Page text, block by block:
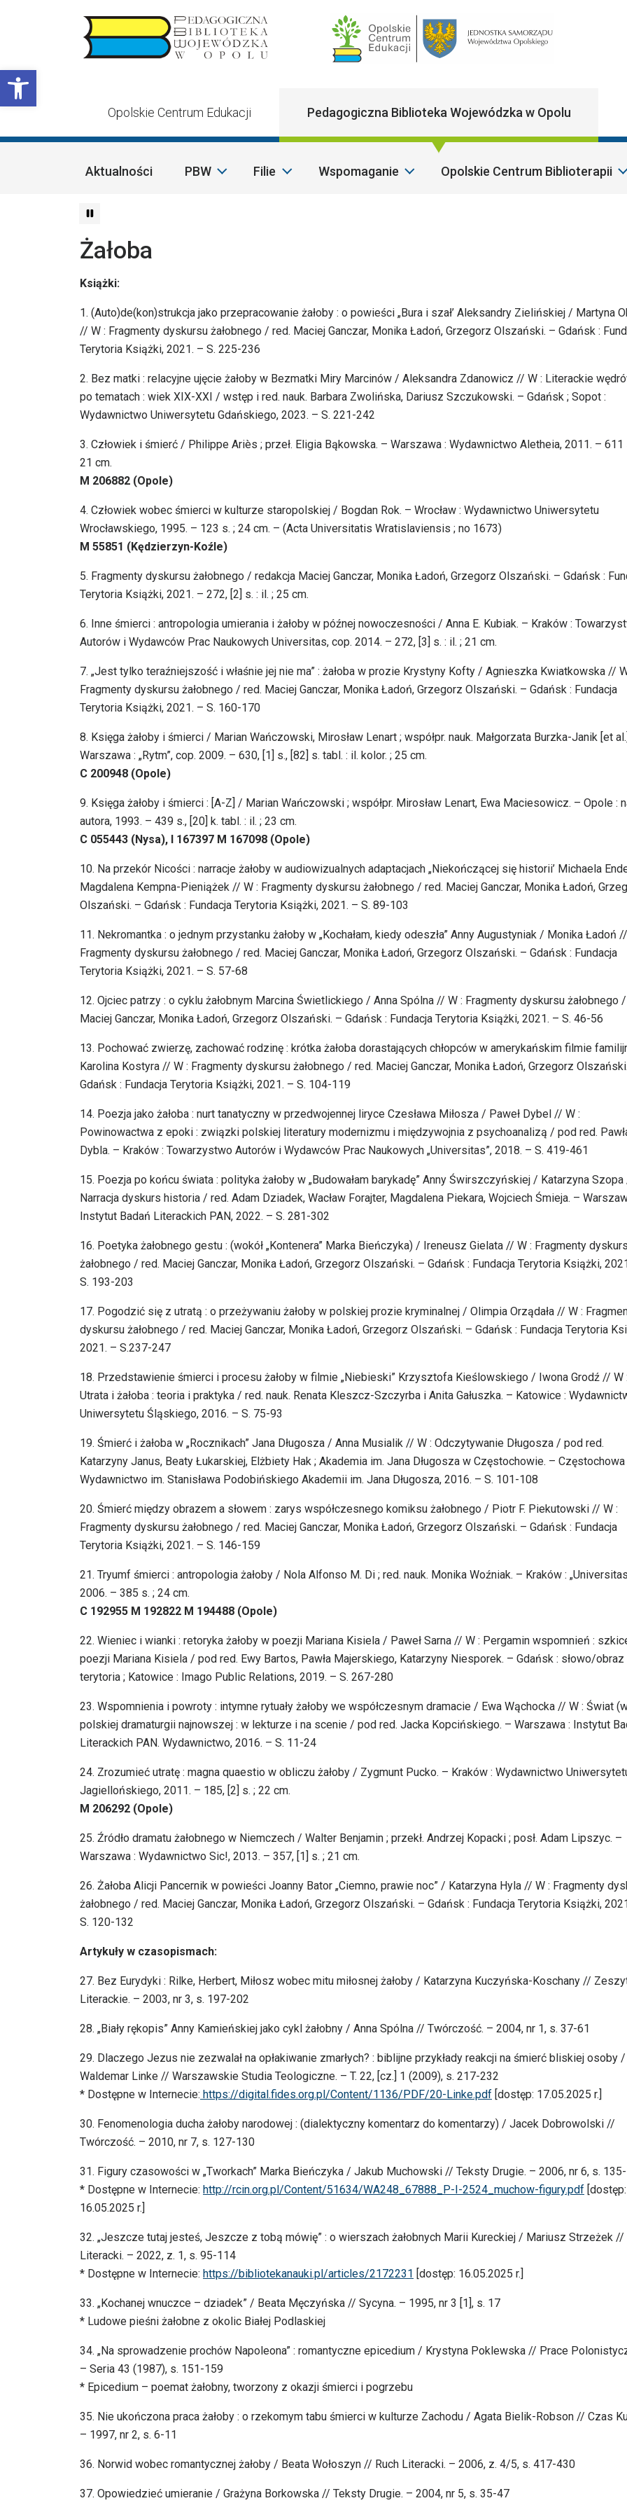
Otwórz pasek narzędzi
Main
Opolskie Centrum Edukacji Pedagogiczna Biblioteka Wojewódzka w Opolu
Aktualności PBW Filie Wspomaganie Opolskie Centrum Biblioterapii
Żałoba
Książki:
1. (Auto)de(kon)strukcja jako przepracowanie żałoby : o powieści „Bura i szał’ Aleksandry Zielińskiej / Martyna
// W : Fragmenty dyskursu żałobnego / red. Maciej Ganczar, Monika Ładoń, Grzegorz Olszański. – Gdańsk :
Terytoria Książki, 2021. – S. 225-236
2. Bez matki : relacyjne ujęcie żałoby w Bezmatki Miry Marcinów / Aleksandra Zdanowicz // W : Literackie
po tematach : wiek XIX-XXI / wstęp i red. nauk. Barbara Zwolińska, Dariusz Szczukowski. – Gdańsk ; Sopot :
Wydawnictwo Uniwersytetu Gdańskiego, 2023. – S. 221-242
3. Człowiek i śmierć / Philippe Ariès ; przeł. Eligia Bąkowska. – Warszawa : Wydawnictwo Aletheia, 2011. – 611
21 cm.
M 206882 (Opole)
4. Człowiek wobec śmierci w kulturze staropolskiej / Bogdan Rok. – Wrocław : Wydawnictwo Uniwersytetu
Wrocławskiego, 1995. – 123 s. ; 24 cm. – (Acta Universitatis Wratislaviensis ; no 1673)
M 55851 (Kędzierzyn-Koźle)
5. Fragmenty dyskursu żałobnego / redakcja Maciej Ganczar, Monika Ładoń, Grzegorz Olszański. – Gdańsk :
Terytoria Książki, 2021. – 272, [2] s. : il. ; 25 cm.
6. Inne śmierci : antropologia umierania i żałoby w późnej nowoczesności / Anna E. Kubiak. – Kraków :
Autorów i Wydawców Prac Naukowych Universitas, cop. 2014. – 272, [3] s. : il. ; 21 cm.
7. „Jest tylko teraźniejszość i właśnie jej nie ma” : żałoba w prozie Krystyny Kofty / Agnieszka Kwiatkowska //
Fragmenty dyskursu żałobnego / red. Maciej Ganczar, Monika Ładoń, Grzegorz Olszański. – Gdańsk : Fundacja
Terytoria Książki, 2021. – S. 160-170
8. Księga żałoby i śmierci / Marian Wańczowski, Mirosław Lenart ; współpr. nauk. Małgorzata Burzka-Janik [et
Warszawa : „Rytm”, cop. 2009. – 630, [1] s., [82] s. tabl. : il. kolor. ; 25 cm.
C 200948 (Opole)
9. Księga żałoby i śmierci : [A-Z] / Marian Wańczowski ; współpr. Mirosław Lenart, Ewa Maciesowicz. – Opole :
autora, 1993. – 439 s., [20] k. tabl. : il. ; 23 cm.
C 055443 (Nysa), I 167397 M 167098 (Opole)
10. Na przekór Nicości : narracje żałoby w audiowizualnych adaptacjach „Niekończącej się historii’ Michaela
Magdalena Kempna-Pieniążek // W : Fragmenty dyskursu żałobnego / red. Maciej Ganczar, Monika Ładoń,
Olszański. – Gdańsk : Fundacja Terytoria Książki, 2021. – S. 89-103
11. Nekromantka : o jednym przystanku żałoby w „Kochałam, kiedy odeszła” Anny Augustyniak / Monika Ładoń
Fragmenty dyskursu żałobnego / red. Maciej Ganczar, Monika Ładoń, Grzegorz Olszański. – Gdańsk : Fundacja
Terytoria Książki, 2021. – S. 57-68
12. Ojciec patrzy : o cyklu żałobnym Marcina Świetlickiego / Anna Spólna // W : Fragmenty dyskursu żałobnego
Maciej Ganczar, Monika Ładoń, Grzegorz Olszański. – Gdańsk : Fundacja Terytoria Książki, 2021. – S. 46-56
13. Pochować zwierzę, zachować rodzinę : krótka żałoba dorastających chłopców w amerykańskim filmie
Karolina Kostyra // W : Fragmenty dyskursu żałobnego / red. Maciej Ganczar, Monika Ładoń, Grzegorz
Gdańsk : Fundacja Terytoria Książki, 2021. – S. 104-119
14. Poezja jako żałoba : nurt tanatyczny w przedwojennej liryce Czesława Miłosza / Paweł Dybel // W :
Powinowactwa z epoki : związki polskiej literatury modernizmu i międzywojnia z psychoanalizą / pod red.
Dybla. – Kraków : Towarzystwo Autorów i Wydawców Prac Naukowych „Universitas”, 2018. – S. 419-461
15. Poezja po końcu świata : polityka żałoby w „Budowałam barykadę” Anny Świrszczyńskiej / Katarzyna Szopa
Narracja dyskurs historia / red. Adam Dziadek, Wacław Forajter, Magdalena Piekara, Wojciech Śmieja. –
Instytut Badań Literackich PAN, 2022. – S. 281-302
16. Poetyka żałobnego gestu : (wokół „Kontenera” Marka Bieńczyka) / Ireneusz Gielata // W : Fragmenty
żałobnego / red. Maciej Ganczar, Monika Ładoń, Grzegorz Olszański. – Gdańsk : Fundacja Terytoria Książki,
S. 193-203
17. Pogodzić się z utratą : o przeżywaniu żałoby w polskiej prozie kryminalnej / Olimpia Orządała // W :
dyskursu żałobnego / red. Maciej Ganczar, Monika Ładoń, Grzegorz Olszański. – Gdańsk : Fundacja Terytoria
2021. – S.237-247
18. Przedstawienie śmierci i procesu żałoby w filmie „Niebieski” Krzysztofa Kieślowskiego / Iwona Grodź // W :
Utrata i żałoba : teoria i praktyka / red. nauk. Renata Kleszcz-Szczyrba i Anita Gałuszka. – Katowice :
Uniwersytetu Śląskiego, 2016. – S. 75-93
19. Śmierć i żałoba w „Rocznikach” Jana Długosza / Anna Musialik // W : Odczytywanie Długosza / pod red.
Katarzyny Janus, Beaty Łukarskiej, Elżbiety Hak ; Akademia im. Jana Długosza w Częstochowie. – Częstochowa
Wydawnictwo im. Stanisława Podobińskiego Akademii im. Jana Długosza, 2016. – S. 101-108
20. Śmierć między obrazem a słowem : zarys współczesnego komiksu żałobnego / Piotr F. Piekutowski // W :
Fragmenty dyskursu żałobnego / red. Maciej Ganczar, Monika Ładoń, Grzegorz Olszański. – Gdańsk : Fundacja
Terytoria Książki, 2021. – S. 146-159
21. Tryumf śmierci : antropologia żałoby / Nola Alfonso M. Di ; red. nauk. Monika Woźniak. – Kraków :
2006. – 385 s. ; 24 cm.
C 192955 M 192822 M 194488 (Opole)
22. Wieniec i wianki : retoryka żałoby w poezji Mariana Kisiela / Paweł Sarna // W : Pergamin wspomnień :
poezji Mariana Kisiela / pod red. Ewy Bartos, Pawła Majerskiego, Katarzyny Niesporek. – Gdańsk : słowo/obraz
terytoria ; Katowice : Imago Public Relations, 2019. – S. 267-280
23. Wspomnienia i powroty : intymne rytuały żałoby we współczesnym dramacie / Ewa Wąchocka // W : Świat
polskiej dramaturgii najnowszej : w lekturze i na scenie / pod red. Jacka Kopcińskiego. – Warszawa : Instytut
Literackich PAN. Wydawnictwo, 2016. – S. 11-24
24. Zrozumieć utratę : magna quaestio w obliczu żałoby / Zygmunt Pucko. – Kraków : Wydawnictwo
Jagiellońskiego, 2011. – 185, [2] s. ; 22 cm.
M 206292 (Opole)
25. Źródło dramatu żałobnego w Niemczech / Walter Benjamin ; przekł. Andrzej Kopacki ; posł. Adam Lipszyc. –
Warszawa : Wydawnictwo Sic!, 2013. – 357, [1] s. ; 21 cm.
26. Żałoba Alicji Pancernik w powieści Joanny Bator „Ciemno, prawie noc” / Katarzyna Hyla // W : Fragmenty
żałobnego / red. Maciej Ganczar, Monika Ładoń, Grzegorz Olszański. – Gdańsk : Fundacja Terytoria Książki,
S. 120-132
Artykuły w czasopismach:
27. Bez Eurydyki : Rilke, Herbert, Miłosz wobec mitu miłosnej żałoby / Katarzyna Kuczyńska-Koschany //
Literackie. – 2003, nr 3, s. 197-202
28. „Biały rękopis” Anny Kamieńskiej jako cykl żałobny / Anna Spólna // Twórczość. – 2004, nr 1, s. 37-61
29. Dlaczego Jezus nie zezwalał na opłakiwanie zmarłych? : biblijne przykłady reakcji na śmierć bliskiej osoby /
Waldemar Linke // Warszawskie Studia Teologiczne. – T. 22, [cz.] 1 (2009), s. 217-232
* Dostępne w Internecie: https://digital.fides.org.pl/Content/1136/PDF/20-Linke.pdf [dostęp: 17.05.2025 r.]
30. Fenomenologia ducha żałoby narodowej : (dialektyczny komentarz do komentarzy) / Jacek Dobrowolski //
Twórczość. – 2010, nr 7, s. 127-130
31. Figury czasowości w „Tworkach” Marka Bieńczyka / Jakub Muchowski // Teksty Drugie. – 2006, nr 6, s.
* Dostępne w Internecie: http://rcin.org.pl/Content/51634/WA248_67888_P-I-2524_muchow-figury.pdf [dostęp:
16.05.2025 r.]
32. „Jeszcze tutaj jesteś, Jeszcze z tobą mówię” : o wierszach żałobnych Marii Kureckiej / Mariusz Strzeżek //
Literacki. – 2022, z. 1, s. 95-114
* Dostępne w Internecie: https://bibliotekanauki.pl/articles/2172231 [dostęp: 16.05.2025 r.]
33. „Kochanej wnuczce – dziadek” / Beata Męczyńska // Sycyna. – 1995, nr 3 [1], s. 17
* Ludowe pieśni żałobne z okolic Białej Podlaskiej
34. „Na sprowadzenie prochów Napoleona” : romantyczne epicedium / Krystyna Poklewska // Prace
– Seria 43 (1987), s. 151-159
* Epicedium – poemat żałobny, tworzony z okazji śmierci i pogrzebu
35. Nie ukończona praca żałoby : o rzekomym tabu śmierci w kulturze Zachodu / Agata Bielik-Robson // Czas
– 1997, nr 2, s. 6-11
36. Norwid wobec romantycznej żałoby / Beata Wołoszyn // Ruch Literacki. – 2006, z. 4/5, s. 417-430
37. Opowiedzieć umieranie / Grażyna Borkowska // Teksty Drugie. – 2004, nr 5, s. 35-47